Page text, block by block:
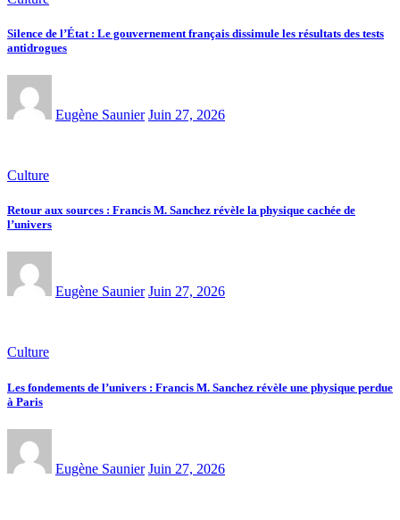
Silence de l’État : Le gouvernement français dissimule les résultats des tests
antidrogues
Eugène Saunier Juin 27, 2026
Culture
Retour aux sources : Francis M. Sanchez révèle la physique cachée de
l’univers
Eugène Saunier Juin 27, 2026
Culture
Les fondements de l’univers : Francis M. Sanchez révèle une physique perdue
à Paris
Eugène Saunier Juin 27, 2026